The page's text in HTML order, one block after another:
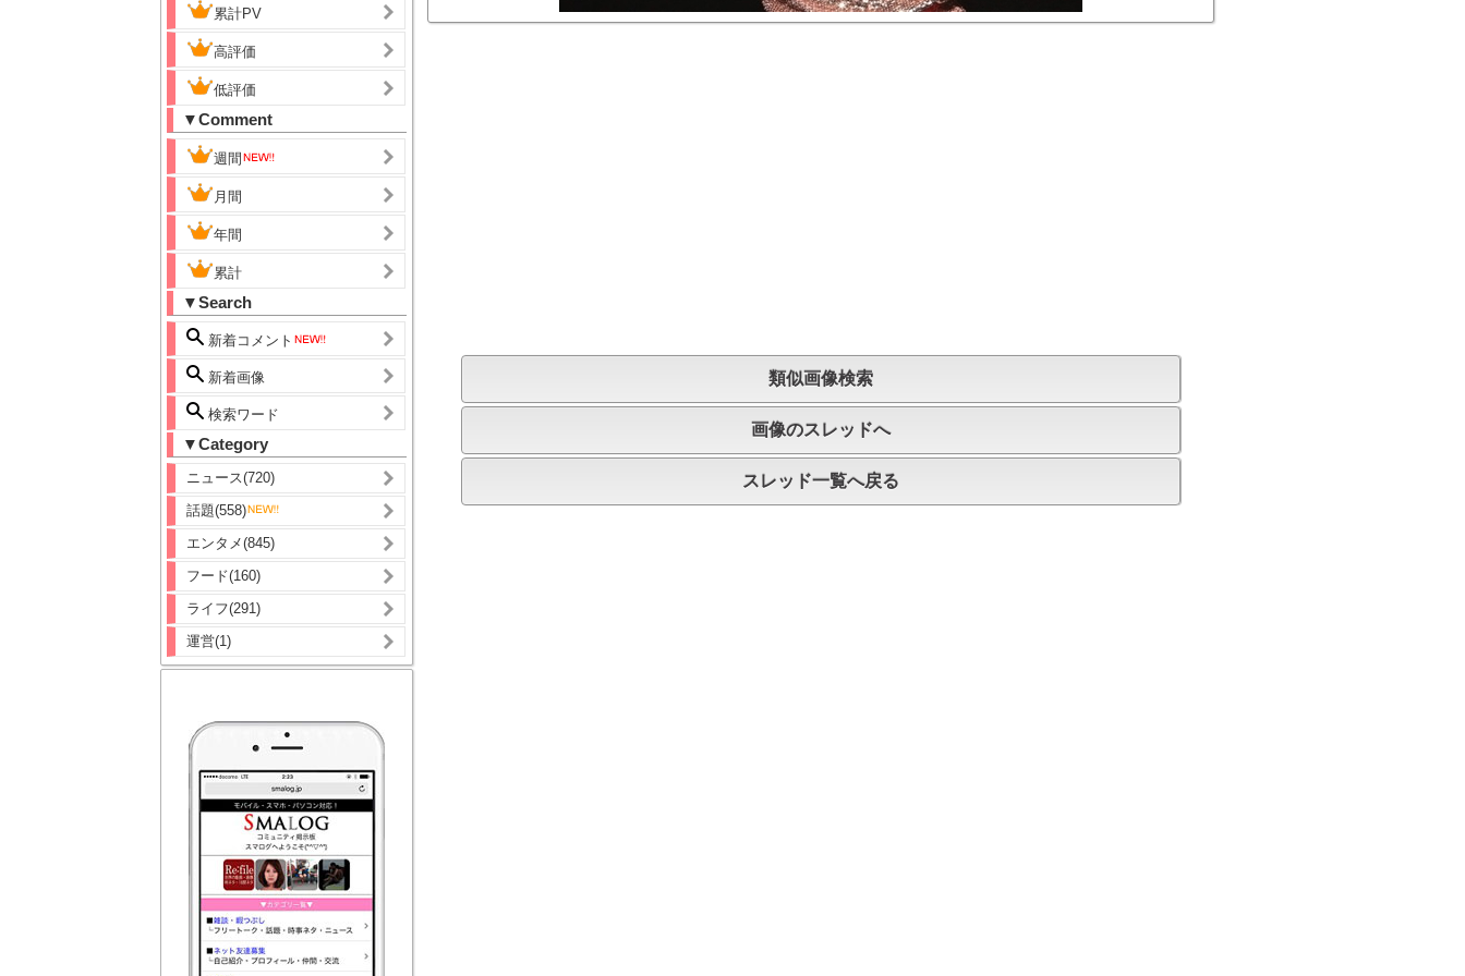
累計PV
高評価
低評価
▼Comment
週間
月間
年間
累計
▼Search
新着コメント
新着画像
検索ワード
▼Category
ニュース(720)
話題(558)
エンタメ(845)
フード(160)
ライフ(291)
運営(1)
類似画像検索
画像のスレッドへ
スレッド一覧へ戻る